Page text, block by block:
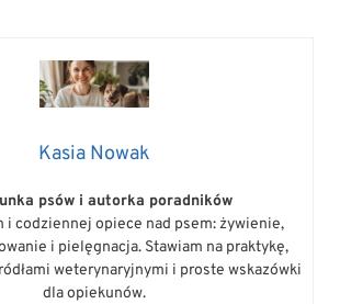
Kasia Nowak
psów i autorka poradników
i codziennej opiece nad psem: żywienie,
i pielęgnacja. Stawiam na praktykę,
weterynaryjnymi i proste wskazówki
dla opiekunów.